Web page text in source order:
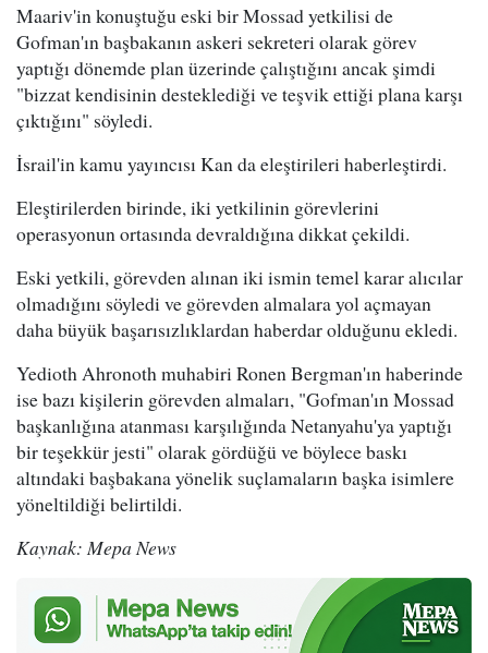
Maariv'in konuştuğu eski bir Mossad yetkilisi de
Gofman'ın başbakanın askeri sekreteri olarak görev
yaptığı dönemde plan üzerinde çalıştığını ancak şimdi
"bizzat kendisinin desteklediği ve teşvik ettiği plana karşı
çıktığını" söyledi.
İsrail'in kamu yayıncısı Kan da eleştirileri haberleştirdi.
Eleştirilerden birinde, iki yetkilinin görevlerini
operasyonun ortasında devraldığına dikkat çekildi.
Eski yetkili, görevden alınan iki ismin temel karar alıcılar
olmadığını söyledi ve görevden almalara yol açmayan
daha büyük başarısızlıklardan haberdar olduğunu ekledi.
Yedioth Ahronoth muhabiri Ronen Bergman'ın haberinde
ise bazı kişilerin görevden almaları, "Gofman'ın Mossad
başkanlığına atanması karşılığında Netanyahu'ya yaptığı
bir teşekkür jesti" olarak gördüğü ve böylece baskı
altındaki başbakana yönelik suçlamaların başka isimlere
yöneltildiği belirtildi.
Kaynak: Mepa News